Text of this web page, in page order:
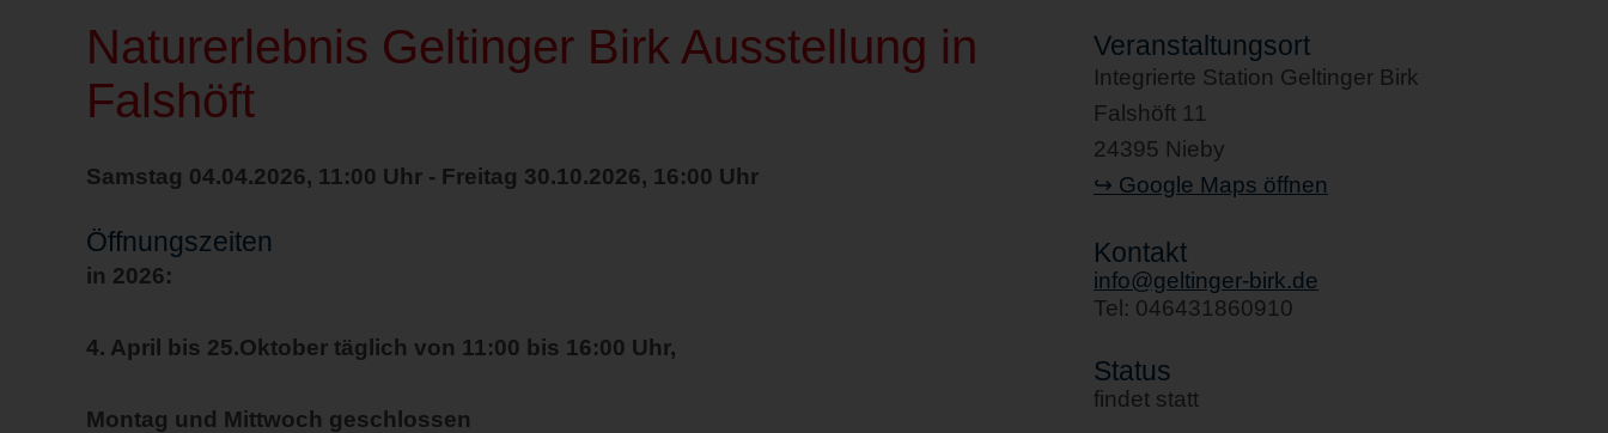
Naturerlebnis Geltinger Birk Ausstellung in
Falshöft
Samstag 04.04.2026, 11:00 Uhr - Freitag 30.10.2026, 16:00 Uhr
Öffnungszeiten
in 2026:
4. April bis 25.Oktober täglich von 11:00 bis 16:00 Uhr,
Montag und Mittwoch geschlossen
Veranstaltungsort
Integrierte Station Geltinger Birk
Falshöft 11
24395 Nieby
↪ Google Maps öffnen
Kontakt
info@geltinger-birk.de
Tel: 046431860910
Status
findet statt